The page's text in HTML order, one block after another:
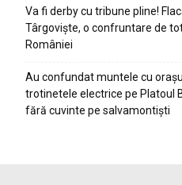
Va fi derby cu tribune pline!
Târgoviște, o confruntare de
României
Au confundat muntele cu
trotinetele electrice pe Platoul
fără cuvinte pe salvamontiști